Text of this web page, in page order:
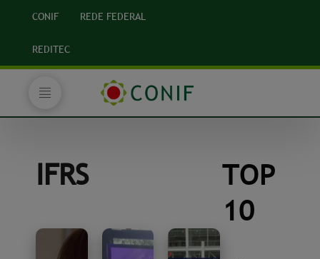
CONIF REDE FEDERAL
REDITEC
IFRS
TOP
10